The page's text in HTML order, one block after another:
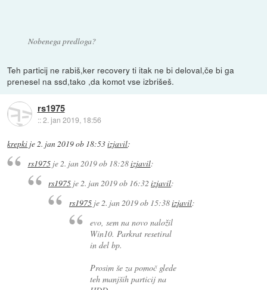
Nobenega predloga?
Teh particij ne rabiš,ker recovery ti itak ne bi deloval,če bi ga
prenesel na ssd,tako ,da komot vse izbrišeš.
rs1975
::2. jan 2019, 18:56
krepki je2. jan 2019 ob 18:53izjavil:
rs1975je2. jan 2019 ob 18:28izjavil:
rs1975 je2. jan 2019 ob 16:32izjavil:
rs1975je2. jan 2019 ob 15:38izjavil:
evo, sem na novo naložil
Win10. Parkrat resetiral
in del bp.
Prosim še za pomoč glede
teh manjših particij na